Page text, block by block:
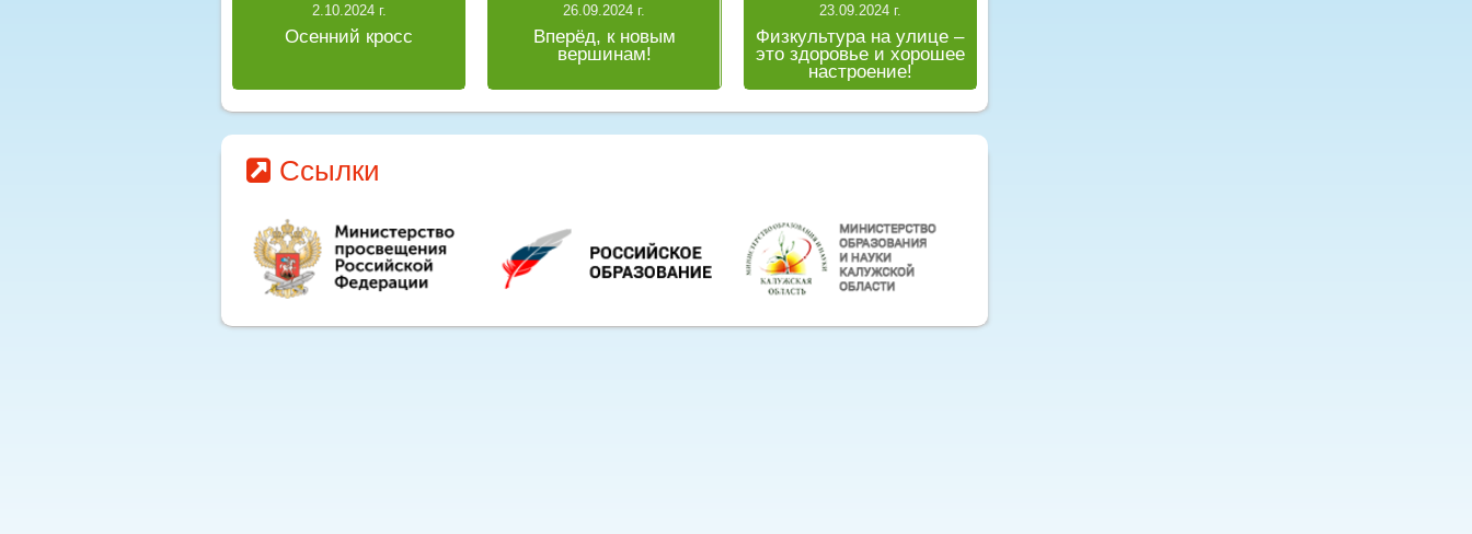
2.10.2024 г.
Осенний кросс
26.09.2024 г.
Вперёд, к новым
вершинам!
23.09.2024 г.
Физкультура на улице –
это здоровье и хорошее
настроение!
Ссылки